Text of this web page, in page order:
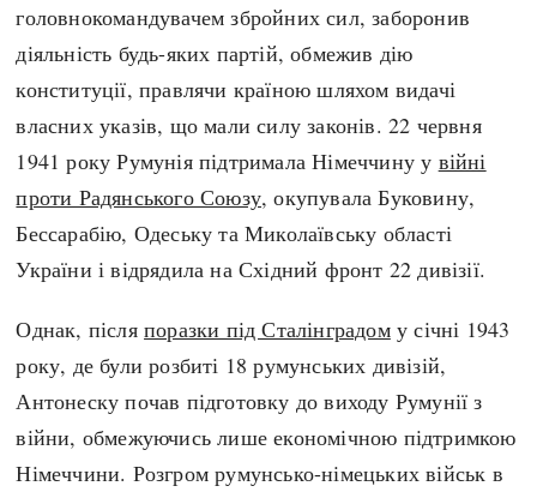
головнокомандувачем збройних сил, заборонив
діяльність будь-яких партій, обмежив дію
конституції, правлячи країною шляхом видачі
власних указів, що мали силу законів. 22 червня
1941 року Румунія підтримала Німеччину у війні
проти Радянського Союзу, окупувала Буковину,
Бессарабію, Одеську та Миколаївську області
України і відрядила на Східний фронт 22 дивізії.
Однак, післяпоразки під Сталінградому січні 1943
року, де були розбиті 18 румунських дивізій,
Антонеску почав підготовку до виходу Румунії з
війни, обмежуючись лише економічною підтримкою
Німеччини. Розгром румунсько-німецьких військ в